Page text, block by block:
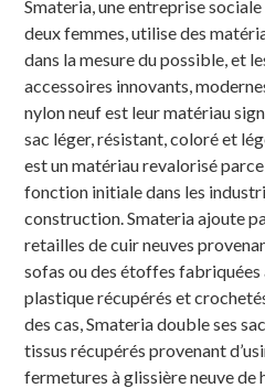
Smateria, une entreprise
deux femmes, utilise des
dans la mesure du possible, et
accessoires innovants,
nylon neuf est leur matériau
sac léger, résistant, coloré et
est un matériau revalorisé
fonction initiale dans les
construction. Smateria ajoute
retailles de cuir neuves
sofas ou des étoffes fabriquées
plastique récupérés et
des cas, Smateria double ses
tissus récupérés provenant
fermetures à glissière neuve de